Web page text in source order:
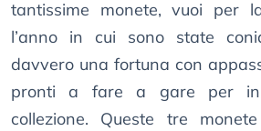
tantissime monete, vuoi per
l’anno in cui sono state
davvero una fortuna con
pronti a fare a gare per
collezione. Queste tre